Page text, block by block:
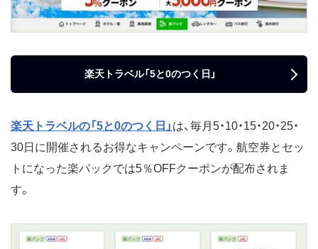
楽天トラベル「5と0のつく日」
楽天トラベルの「5と0のつく日」 は、毎月5・10・15・20・25・
30日に開催されるお得なキャンペーンです。航空券とセッ
トになった楽パックでは5％OFFクーポンが配布されま
す。